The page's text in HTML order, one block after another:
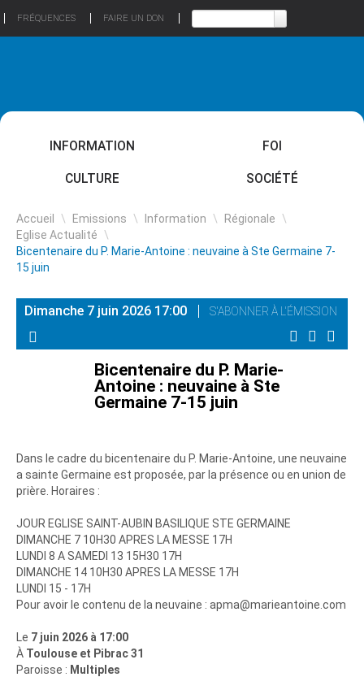
FRÉQUENCES FAIRE UN DON
INFORMATION FOI
CULTURE SOCIÉTÉ
Accueil \ Emissions \ Information \ Régionale \
Eglise Actualité \
Bicentenaire du P. Marie-Antoine : neuvaine à Ste Germaine 7-
15 juin
Dimanche 7 juin 2026 17:00 S'ABONNER À L'ÉMISSION
Bicentenaire du P. Marie-
Antoine : neuvaine à Ste
Germaine 7-15 juin
Dans le cadre du bicentenaire du P. Marie-Antoine, une neuvaine
a sainte Germaine est proposée, par la présence ou en union de
prière. Horaires :
JOUR EGLISE SAINT-AUBIN BASILIQUE STE GERMAINE
DIMANCHE 7 10H30 APRES LA MESSE 17H
LUNDI 8 A SAMEDI 13 15H30 17H
DIMANCHE 14 10H30 APRES LA MESSE 17H
LUNDI 15 - 17H
Pour avoir le contenu de la neuvaine : apma@marieantoine.com
Le 7 juin 2026 à 17:00
À Toulouse et Pibrac 31
Paroisse : Multiples